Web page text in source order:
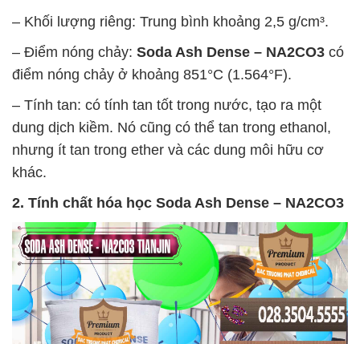
– Khối lượng riêng: Trung bình khoảng 2,5 g/cm³.
– Điểm nóng chảy: Soda Ash Dense – NA2CO3 có
điểm nóng chảy ở khoảng 851°C (1.564°F).
– Tính tan: có tính tan tốt trong nước, tạo ra một
dung dịch kiềm. Nó cũng có thể tan trong ethanol,
nhưng ít tan trong ether và các dung môi hữu cơ
khác.
2. Tính chất hóa học Soda Ash Dense – NA2CO3